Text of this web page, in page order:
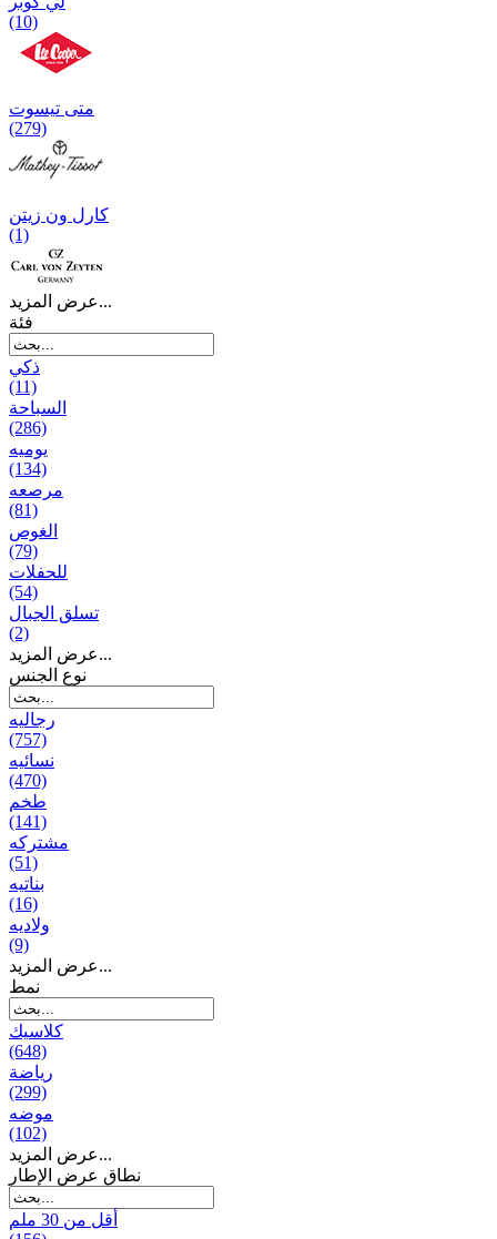
(10)
متی تیسوت
(279)
کارل ون زیتن
(1)
عرض المزيد...
فئة
ذكي
(11)
السباحة
(286)
يومیه
(134)
مرصعه
(81)
الغوص
(79)
للحفلات
(54)
تسلق الجبال
(2)
عرض المزيد...
نوع الجنس
رجالیه
(757)
نسائیه
(470)
طخم
(141)
مشتركه
(51)
بناتیه
(16)
ولادیه
(9)
عرض المزيد...
نمط
كلاسيك
(648)
رياضة
(299)
موضه
(102)
عرض المزيد...
نطاق عرض الإطار
أقل من 30 ملم